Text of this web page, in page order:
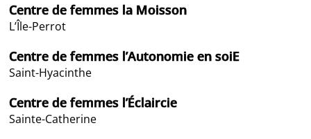
Centre de femmes la Moisson
L’Île-Perrot
Centre de femmes l’Autonomie en soiE
Saint-Hyacinthe
Centre de femmes l’Éclaircie
Sainte-Catherine